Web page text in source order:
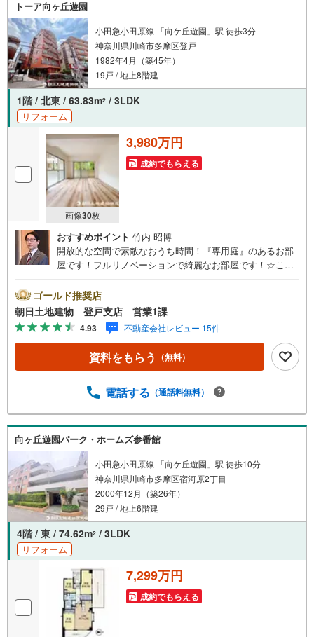
トーア向ヶ丘遊園
小田急小田原線 「向ケ丘遊園」駅 徒歩3分
神奈川県川崎市多摩区登戸
1982年4月（築45年）
19戸 / 地上8階建
1階 / 北東 / 63.83m2 / 3LDK
リフォーム
画像30枚
3,980万円
成約でもらえる
おすすめポイント 竹内 昭博
開放的な空間で素敵なおうち時間！『専用庭』のあるお部
屋です！フルリノベーションで綺麗なお部屋です！☆ここ
イント!!☆◆◇ 新規リノベーション住宅 ◇◆☆小田急線
『向ケ丘遊園駅』まで徒歩3分！☆南武線『登戸駅』まで徒
歩9分！☆再開発で人気の登戸エリアの物件です！☆新規リ
ノベーション住宅につき大変綺麗なお部屋！☆買い物施設
も充実しており、整った生活環境です。☆先ずはお気軽に
ご見学下さい！まずはお気軽にご覧ください♪朝日土地建
明会 』 も開催中♪お気軽にご相談ください!!☆土日に限
ゴールド推奨店
朝日土地建物 登戸支店 営業1課
4.93 不動産会社レビュー 15件
資料をもらう （無料）
電話する （通話料無料）
向ヶ丘遊園パーク・ホームズ参番館
小田急小田原線 「向ケ丘遊園」駅 徒歩10分
神奈川県川崎市多摩区宿河原2丁目
2000年12月（築26年）
29戸 / 地上6階建
4階 / 東 / 74.62m2 / 3LDK
リフォーム
7,299万円
成約でもらえる